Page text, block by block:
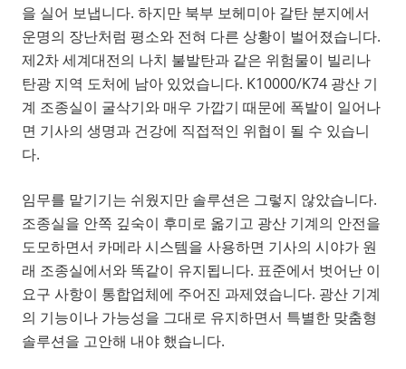
을 실어 보냅니다. 하지만 북부 보헤미아 갈탄 분지에서
운명의 장난처럼 평소와 전혀 다른 상황이 벌어졌습니다.
제2차 세계대전의 나치 불발탄과 같은 위험물이 빌리나
탄광 지역 도처에 남아 있었습니다. K10000/K74 광산 기
계 조종실이 굴삭기와 매우 가깝기 때문에 폭발이 일어나
면 기사의 생명과 건강에 직접적인 위협이 될 수 있습니
다.
임무를 맡기기는 쉬웠지만 솔루션은 그렇지 않았습니다.
조종실을 안쪽 깊숙이 후미로 옮기고 광산 기계의 안전을
도모하면서 카메라 시스템을 사용하면 기사의 시야가 원
래 조종실에서와 똑같이 유지됩니다. 표준에서 벗어난 이
요구 사항이 통합업체에 주어진 과제였습니다. 광산 기계
의 기능이나 가능성을 그대로 유지하면서 특별한 맞춤형
솔루션을 고안해 내야 했습니다.